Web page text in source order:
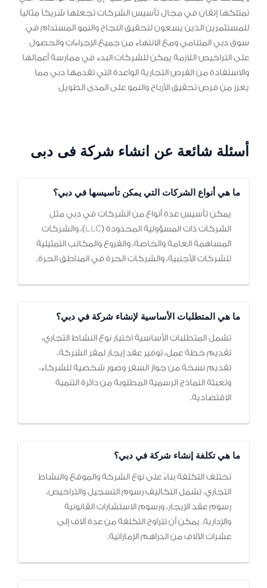
تمتلكها إتقان في مجال تأسيس الشركات تجعلها شريكاً مثالياً
للمستثمرين الذين يسعون لتحقيق النجاح والنمو المستدام في
سوق دبي المتنامي ومع الانتهاء من جميع الإجراءات والحصول
على التراخيص اللازمة يمكن للشركات البدء في ممارسة أعمالها
والاستفادة من الفرص التجارية الواعدة التي تقدمها دبي مما
يعزز من فرص تحقيق الأرباح والنمو على المدى الطويل
أسئلة شائعة عن انشاء شركة فى دبى
ما هي أنواع الشركات التي يمكن تأسيسها في دبي؟
يمكن تأسيس عدة أنواع من الشركات في دبي مثل
الشركات ذات المسؤولية المحدودة (LLC)، والشركات
المساهمة العامة والخاصة، والفروع والمكاتب التمثيلية
للشركات الأجنبية، والشركات الحرة في المناطق الحرة.
ما هي المتطلبات الأساسية لإنشاء شركة في دبي؟
تشمل المتطلبات الأساسية اختيار نوع النشاط التجاري،
تقديم خطة عمل، توفير عقد إيجار لمقر الشركة،
تقديم نسخة من جواز السفر وصور شخصية للشركاء،
وتعبئة النماذج الرسمية المطلوبة من دائرة التنمية
الاقتصادية.
ما هي تكلفة إنشاء شركة في دبي؟
تختلف التكلفة بناءً على نوع الشركة والموقع والنشاط
التجاري. تشمل التكاليف رسوم التسجيل والتراخيص،
رسوم عقد الإيجار، ورسوم الاستشارات القانونية
والإدارية. يمكن أن تتراوح التكلفة من عدة آلاف إلى
عشرات الآلاف من الدراهم الإماراتية.